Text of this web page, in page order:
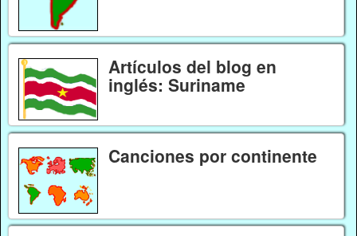
Artículos del blog en
inglés: Suriname
Canciones por continente